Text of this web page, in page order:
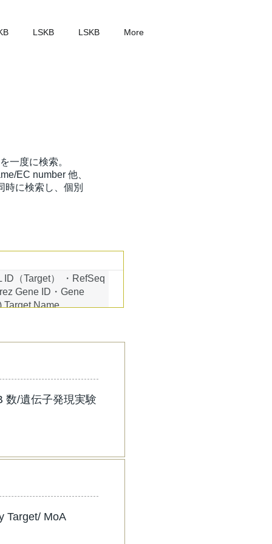
LSKB LSKB More
一度に検索。
EC number 他、
時に検索し、個別
（Target） ・RefSeq
Gene ID・Gene
Target Name
数/遺伝子発現実験
Target/ MoA